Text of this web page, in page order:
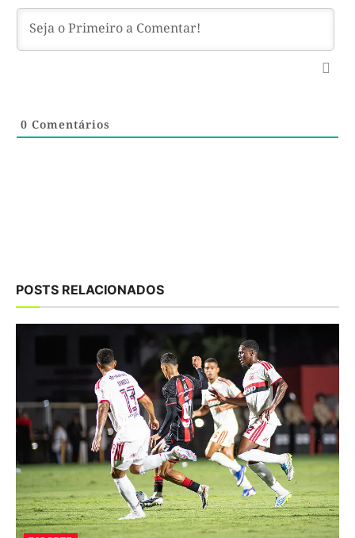
0 Comentários
POSTS RELACIONADOS